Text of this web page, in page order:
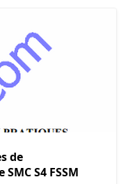
de
S4 FSSM